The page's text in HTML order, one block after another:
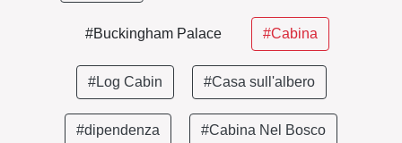
#Buckingham Palace #Cabina
#Log Cabin #Casa sull'albero
#dipendenza #Cabina Nel Bosco